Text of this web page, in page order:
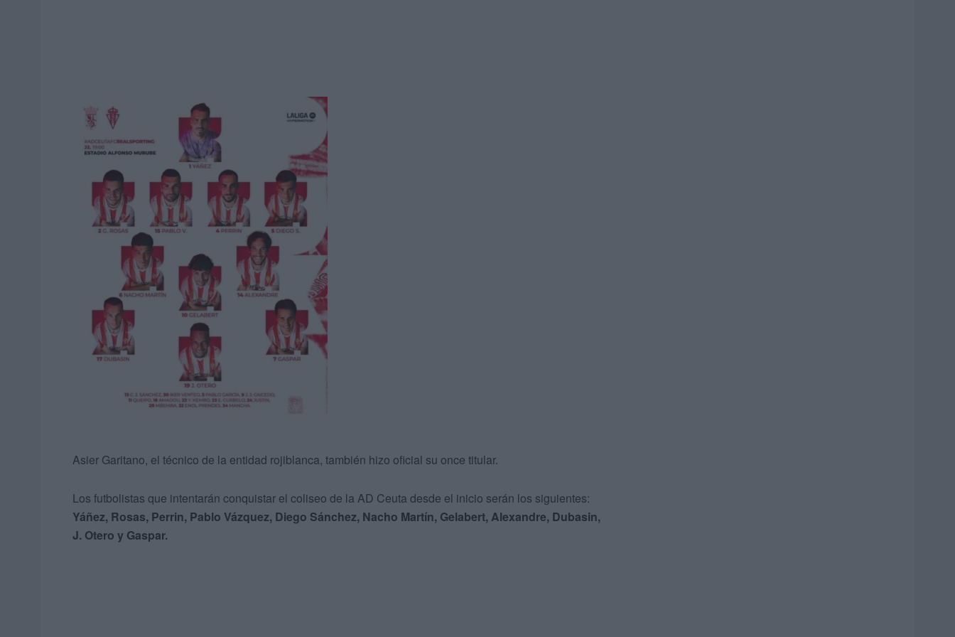
Asier Garitano, el técnico de la entidad rojiblanca, también hizo oficial su once titular.
Los futbolistas que intentarán conquistar el coliseo de la AD Ceuta desde el inicio serán los siguientes:
Yáñez, Rosas, Perrin, Pablo Vázquez, Diego Sánchez, Nacho Martín, Gelabert, Alexandre, Dubasin,
J. Otero y Gaspar.